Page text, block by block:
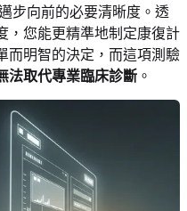
步向前的必要清晰度。透
，您能更精準地制定康復計
而明智的決定，而這項測驗
法取代專業臨床診斷 。